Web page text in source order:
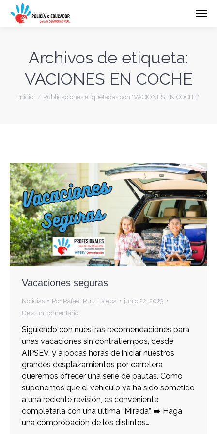
Archivos de etiqueta:
VACIONES EN COCHE
Estás aquí:
Inicio Publicaciones etiquetadas con "VACIONES EN COCHE"
Vacaciones seguras
Noticias Por Rafael Ruiz Estepa
junio 22, 2023
Deja un comentario
Siguiendo con nuestras recomendaciones para
unas vacaciones sin contratiempos, desde
AIPSEV, y a pocas horas de iniciar nuestros
grandes desplazamientos por carretera
queremos ofrecer una serie de pautas. Como
suponemos que el vehículo ya ha sido sometido
a una reciente revisión, es conveniente
completarla con una última “Mirada”. ➡️ Haga
una comprobación de los distintos…